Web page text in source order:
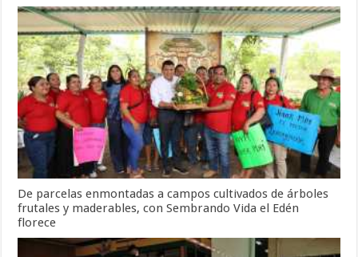
De parcelas enmontadas a campos cultivados de árboles
frutales y maderables, con Sembrando Vida el Edén
florece